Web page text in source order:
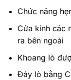
Chức năng
Cửa kính các
ra bên ngoài
Khoang lò
Đáy lò bằng